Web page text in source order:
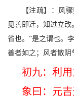
【注疏】：风
见善即迁，知过立改
省也。”是之谓也。
善者如之；风者散阴
初九：利用
象曰：元吉